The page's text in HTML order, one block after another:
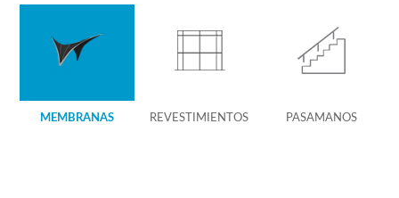
MEMBRANAS REVESTIMIENTOS PASAMANOS